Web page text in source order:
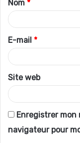
a
i
r
e
*
Nom *
E-mail *
Site web
Enregistrer mon
navigateur pour